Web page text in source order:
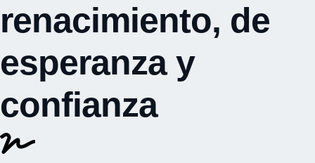
renacimiento, de
esperanza y
confianza